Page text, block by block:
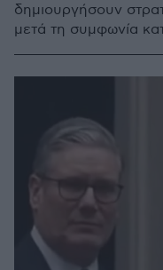
δημιουργήσουν
μετά τη συμφωνία